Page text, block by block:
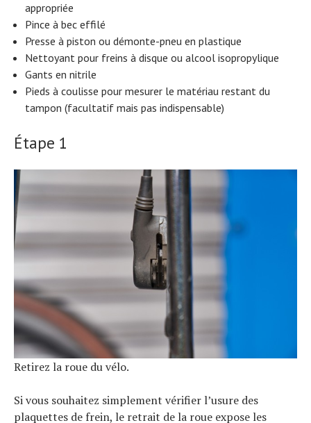
appropriée
Pince à bec effilé
Presse à piston ou démonte-pneu en plastique
Nettoyant pour freins à disque ou alcool isopropylique
Gants en nitrile
Pieds à coulisse pour mesurer le matériau restant du
tampon (facultatif mais pas indispensable)
Étape 1
Retirez la roue du vélo.
Si vous souhaitez simplement vérifier l’usure des
plaquettes de frein, le retrait de la roue expose les